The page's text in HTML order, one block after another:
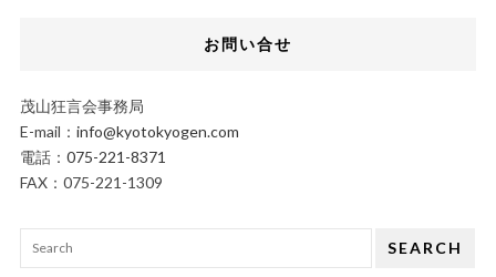
お問い合せ
茂山狂言会事務局
E-mail： info@kyotokyogen.com
電話： 075-221-8371
FAX：075-221-1309
SEARCH